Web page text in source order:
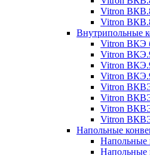
Vitron
Vitron
Внутрипольные
Vitron ВКЭ
Vitron
Vitron
Vitron
Vitron
Vitron
Vitron
Vitron
Напольные
Напольные
Напольные